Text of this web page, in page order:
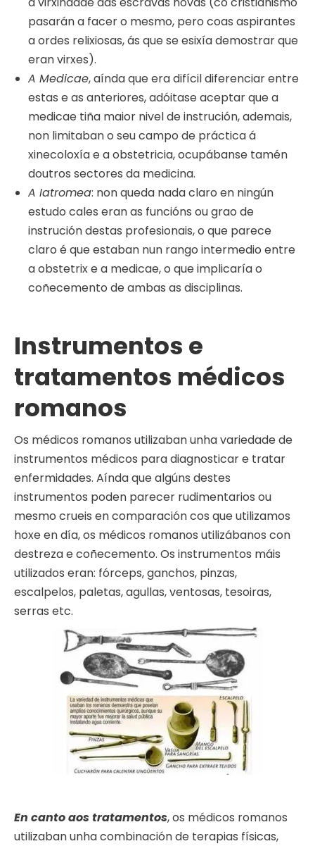
pasarán a facer o mesmo, pero coas aspirantes
a ordes relixiosas, ás que se esixía demostrar que
eran virxes).
A Medicae, aínda que era difícil diferenciar entre
estas e as anteriores, adóitase aceptar que a
medicae tiña maior nivel de instrución, ademais,
non limitaban o seu campo de práctica á
xinecoloxía e a obstetricia, ocupábanse tamén
doutros sectores da medicina.
A Iatromea: non queda nada claro en ningún
estudo cales eran as funcións ou grao de
instrución destas profesionais, o que parece
claro é que estaban nun rango intermedio entre
a obstetrix e a medicae, o que implicaría o
coñecemento de ambas as disciplinas.
Instrumentos e
tratamentos médicos
romanos
Os médicos romanos utilizaban unha variedade de
instrumentos médicos para diagnosticar e tratar
enfermidades. Aínda que algúns destes
instrumentos poden parecer rudimentarios ou
mesmo crueis en comparación cos que utilizamos
hoxe en día, os médicos romanos utilizábanos con
destreza e coñecemento. Os instrumentos máis
utilizados eran: fórceps, ganchos, pinzas,
escalpelos, paletas, agullas, ventosas, tesoiras,
serras etc.
En canto aos tratamentos, os médicos romanos
utilizaban unha combinación de terapias físicas,